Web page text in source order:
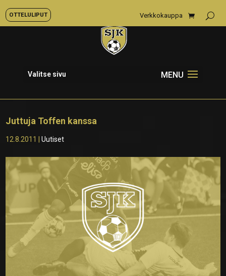
OTTELULIPUT Verkkokauppa
Valitse sivu
Juttuja Toffen kanssa
12.8.2011 |Uutiset